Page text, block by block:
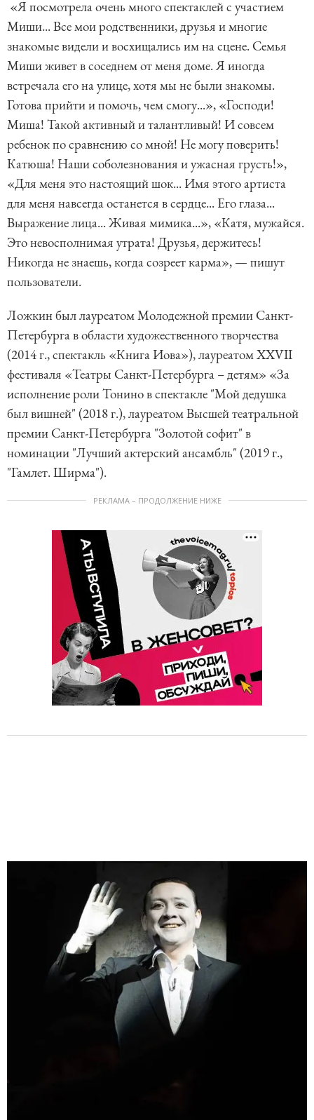
«Я посмотрела очень много спектаклей с участием
Миши... Все мои родственники, друзья и многие
знакомые видели и восхищались им на сцене. Семья
Миши живет в соседнем от меня доме. Я иногда
встречала его на улице, хотя мы не были знакомы.
Готова прийти и помочь, чем смогу...», «Господи!
Миша! Такой активный и талантливый! И совсем
ребенок по сравнению со мной! Не могу поверить!
Катюша! Наши соболезнования и ужасная грусть!»,
«Для меня это настоящий шок... Имя этого артиста
для меня навсегда останется в сердце... Его глаза...
Выражение лица... Живая мимика...», «Катя, мужайся.
Это невосполнимая утрата! Друзья, держитесь!
Никогда не знаешь, когда созреет карма», — пишут
пользователи.
Ложкин был лауреатом Молодежной премии Санкт-
Петербурга в области художественного творчества
(2014 г., спектакль «Книга Иова»), лауреатом XXVII
фестиваля «Театры Санкт-Петербурга – детям» «За
исполнение роли Тонино в спектакле "Мой дедушка
был вишней" (2018 г.), лауреатом Высшей театральной
премии Санкт-Петербурга "Золотой софит" в
номинации "Лучший актерский ансамбль" (2019 г.,
"Гамлет. Ширма").
РЕКЛАМА – ПРОДОЛЖЕНИЕ НИЖЕ